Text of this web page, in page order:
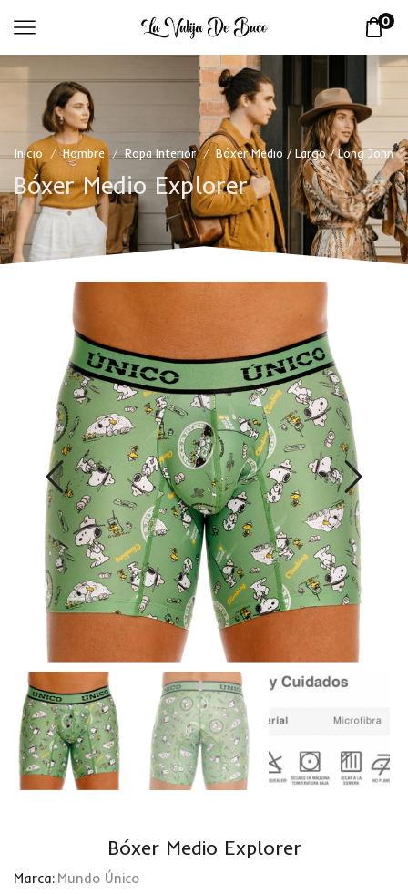
0
Inicio / Hombre / Ropa Interior / Bóxer Medio / Largo / Long John
Bóxer Medio Explorer
Bóxer Medio Explorer
Marca: Mundo Único